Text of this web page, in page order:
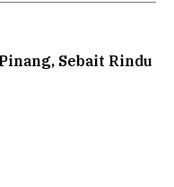
Sebait Rindu